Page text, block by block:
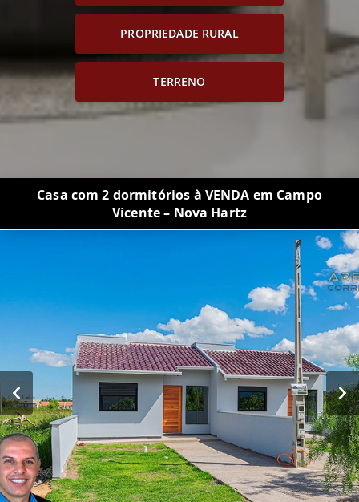
PROPRIEDADE RURAL
TERRENO
Casa com 2 dormitórios à VENDA em Campo
Vicente – Nova Hartz